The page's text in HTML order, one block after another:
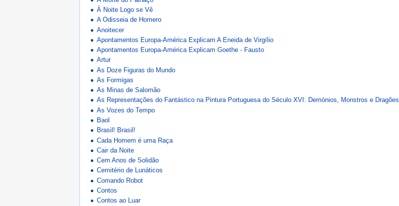
À Noite Logo se Vê
A Odisseia de Homero
Anoitecer
Apontamentos Europa-América Explicam A Eneida de Virgílio
Apontamentos Europa-América Explicam Goethe - Fausto
Artur
As Doze Figuras do Mundo
As Formigas
As Minas de Salomão
As Representações do Fantástico na Pintura Portuguesa do Século XVI: Demónios, Monstros e Dragões
As Vozes do Tempo
Baol
Brasil! Brasil!
Cada Homem é uma Raça
Cair da Noite
Cem Anos de Solidão
Cemitério de Lunáticos
Comando Robot
Contos
Contos ao Luar